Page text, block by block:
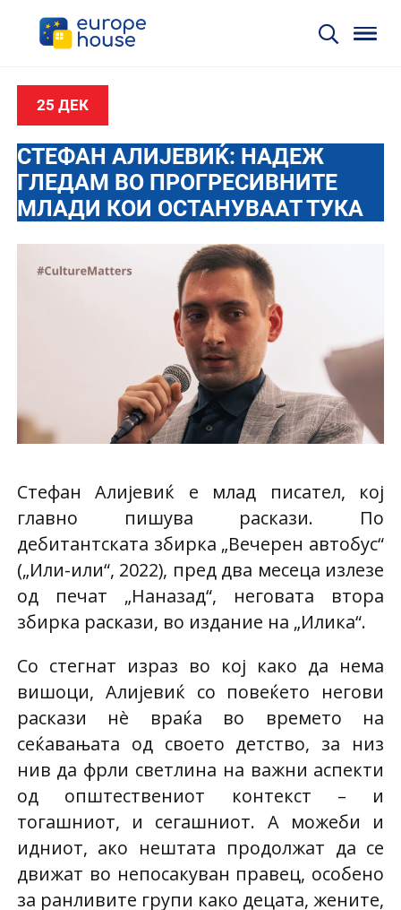
25 ДЕК
СТЕФАН АЛИЈЕВИЌ: НАДЕЖ
ГЛЕДАМ ВО ПРОГРЕСИВНИТЕ
МЛАДИ КОИ ОСТАНУВААТ ТУКА
Стефан Алијевиќ е млад писател, кој
главно пишува раскази. По
дебитантската збирка „Вечерен автобус“
(„Или-или“, 2022), пред два месеца излезе
од печат „Наназад“, неговата втора
збирка раскази, во издание на „Илика“.
Со стегнат израз во кој како да нема
вишоци, Алијевиќ со повеќето негови
раскази нè враќа во времето на
сеќавањата од своето детство, за низ
нив да фрли светлина на важни аспекти
од општествениот контекст – и
тогашниот, и сегашниот. А можеби и
идниот, ако нештата продолжат да се
движат во непосакуван правец, особено
за ранливите групи како децата, жените,